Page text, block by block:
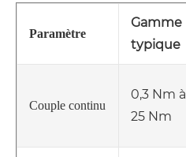
Paramètre
Gamme
typique
Couple continu
0,3 Nm à
25 Nm